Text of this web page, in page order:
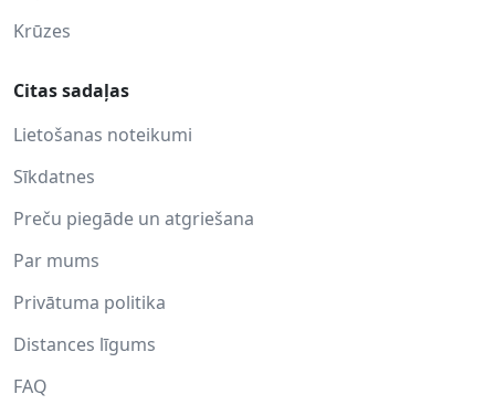
Krūzes
Citas sadaļas
Lietošanas noteikumi
Sīkdatnes
Preču piegāde un atgriešana
Par mums
Privātuma politika
Distances līgums
FAQ